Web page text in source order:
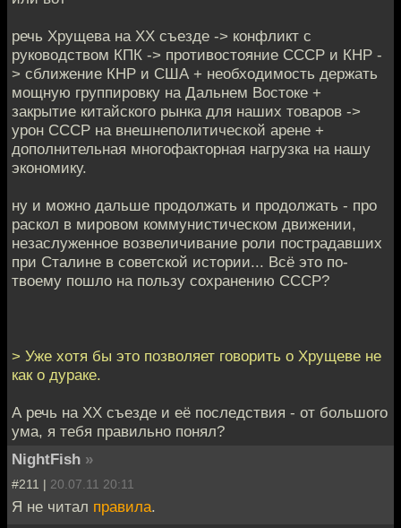
речь Хрущева на ХХ съезде -> конфликт с
руководством КПК -> противостояние СССР и КНР -
> сближение КНР и США + необходимость держать
мощную группировку на Дальнем Востоке +
закрытие китайского рынка для наших товаров ->
урон СССР на внешнеполитической арене +
дополнительная многофакторная нагрузка на нашу
экономику.
ну и можно дальше продолжать и продолжать - про
раскол в мировом коммунистическом движении,
незаслуженное возвеличивание роли пострадавших
при Сталине в советской истории... Всё это по-
твоему пошло на пользу сохранению СССР?
> Уже хотя бы это позволяет говорить о Хрущеве не
как о дураке.
А речь на ХХ съезде и её последствия - от большого
ума, я тебя правильно понял?
NightFish »
#211 | 20.07.11 20:11
Я не читал правила.